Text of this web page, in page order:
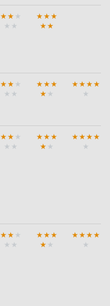
★ ★ ★
★ ★
★ ★ ★
★ ★
★ ★ ★
★ ★
★ ★ ★
★ ★
★ ★ ★ ★
★
★ ★ ★
★ ★
★ ★ ★
★ ★
★ ★ ★ ★
★
★ ★ ★
★ ★
★ ★ ★
★ ★
★ ★ ★ ★
★